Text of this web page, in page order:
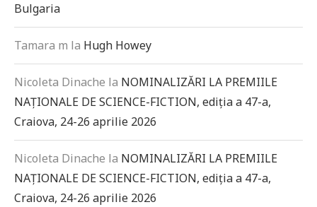
Bulgaria
Tamara m la Hugh Howey
Nicoleta Dinache la NOMINALIZĂRI LA PREMIILE
NAȚIONALE DE SCIENCE-FICTION, ediția a 47-a,
Craiova, 24-26 aprilie 2026
Nicoleta Dinache la NOMINALIZĂRI LA PREMIILE
NAȚIONALE DE SCIENCE-FICTION, ediția a 47-a,
Craiova, 24-26 aprilie 2026